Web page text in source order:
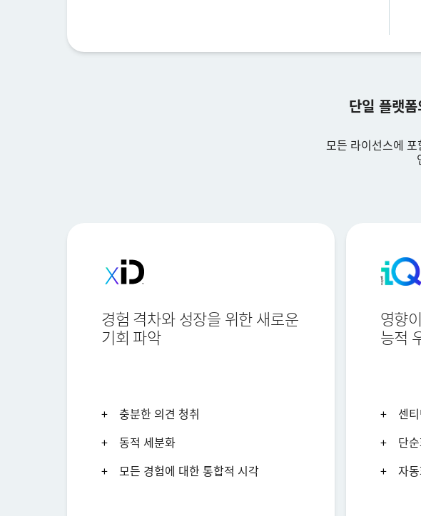
단일 플랫
모든 라이선스에
경험 격차와 성장을 위한 새로운
기회 파악
충분한 의견 청취
동적 세분화
모든 경험에 대한 통합적 시각
영향
능적
센
단
자